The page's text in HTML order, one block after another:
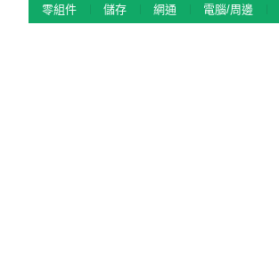
零組件 儲存 網通 電腦/周邊